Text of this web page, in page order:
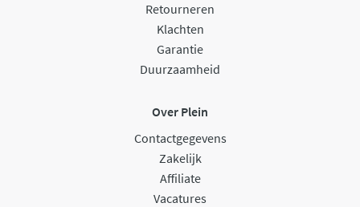
Retourneren
Klachten
Garantie
Duurzaamheid
Over Plein
Contactgegevens
Zakelijk
Affiliate
Vacatures